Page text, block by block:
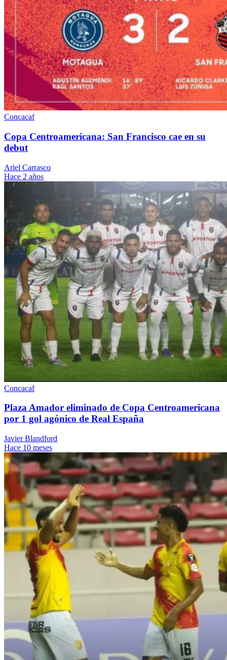
Concacaf
Copa Centroamericana: San Francisco cae en su
debut
Ariel Carrasco
Hace 2 años
Concacaf
Plaza Amador eliminado de Copa Centroamericana
por 1 gol agónico de Real España
Javier Blandford
Hace 10 meses